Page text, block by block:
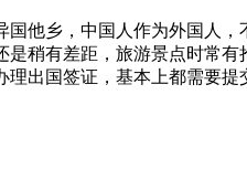
他乡，中国人作为外国人
稍有差距，旅游景点时常
出国签证，基本上都需要